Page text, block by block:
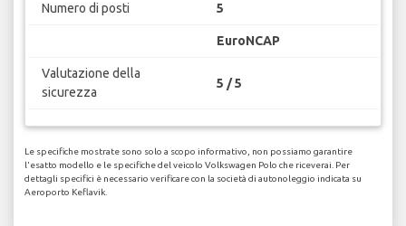
Numero di posti 5
EuroNCAP
Valutazione della
sicurezza
5 / 5
Le specifiche mostrate sono solo a scopo informativo, non possiamo garantire
l'esatto modello e le specifiche del veicolo Volkswagen Polo che riceverai. Per
dettagli specifici è necessario verificare con la società di autonoleggio indicata su
Aeroporto Keflavik.